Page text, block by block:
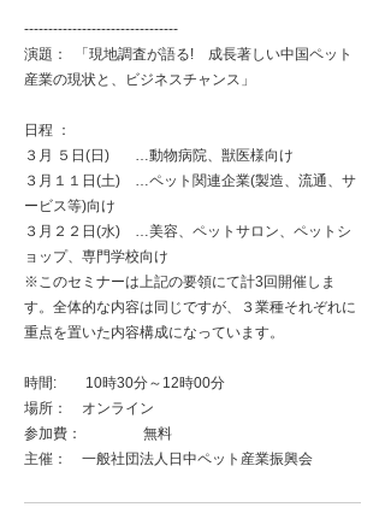
--------------------------------
演題： 「現地調査が語る! 成長著しい中国ペット
産業の現状と、ビジネスチャンス」
日程 ：
３月 ５日(日) …動物病院、獣医様向け
３月１１日(土) …ペット関連企業(製造、流通、サ
ービス等)向け
３月２２日(水) …美容、ペットサロン、ペットシ
ョップ、専門学校向け
※このセミナーは上記の要領にて計3回開催しま
す。全体的な内容は同じですが、３業種それぞれに
重点を置いた内容構成になっています。
時間: 10時30分～12時00分
場所： オンライン
参加費： 無料
主催： 一般社団法人日中ペット産業振興会